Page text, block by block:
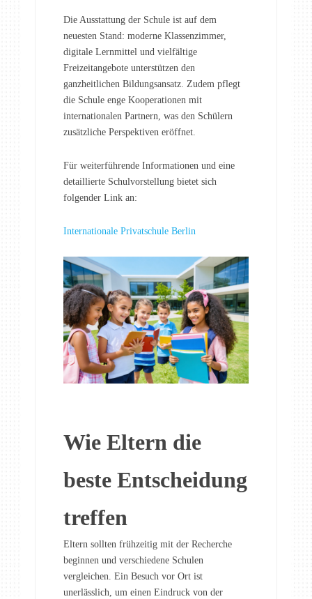
Die Ausstattung der Schule ist auf dem
neuesten Stand: moderne Klassenzimmer,
digitale Lernmittel und vielfältige
Freizeitangebote unterstützen den
ganzheitlichen Bildungsansatz. Zudem pflegt
die Schule enge Kooperationen mit
internationalen Partnern, was den Schülern
zusätzliche Perspektiven eröffnet.
Für weiterführende Informationen und eine
detaillierte Schulvorstellung bietet sich
folgender Link an:
Internationale Privatschule Berlin
Wie Eltern die
beste Entscheidung
treffen
Eltern sollten frühzeitig mit der Recherche
beginnen und verschiedene Schulen
vergleichen. Ein Besuch vor Ort ist
unerlässlich, um einen Eindruck von der